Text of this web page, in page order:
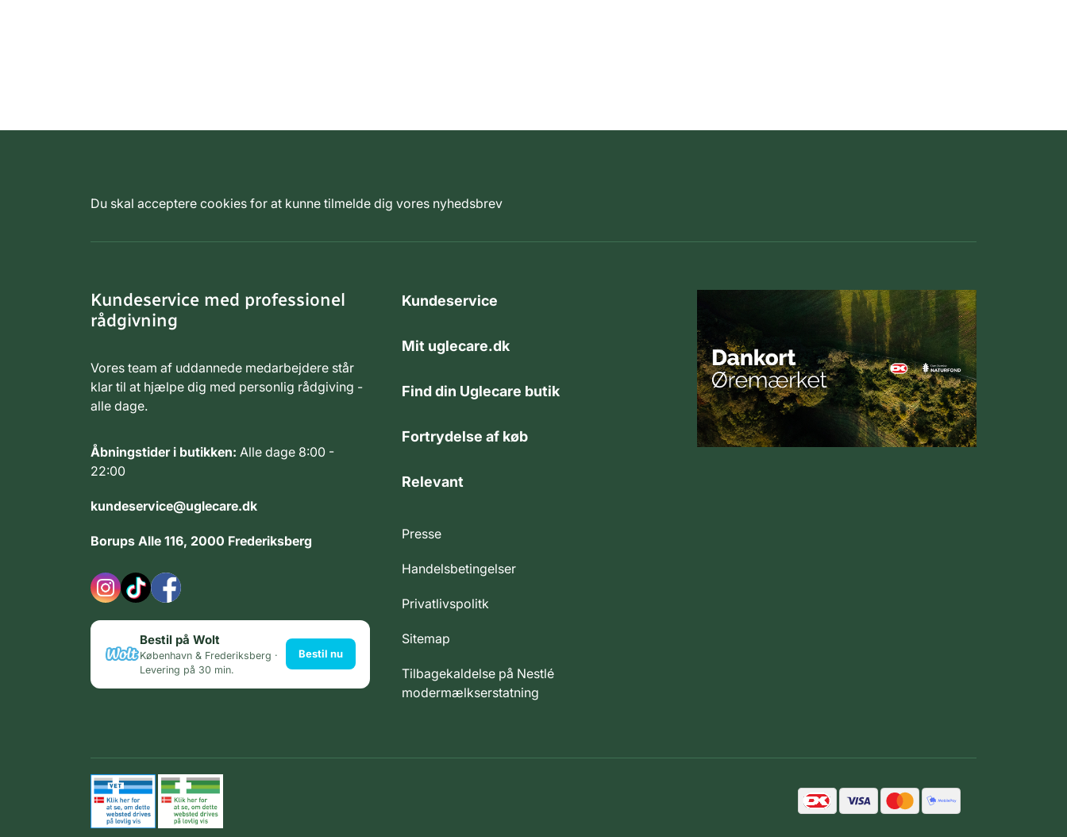
Du skal acceptere cookies for at kunne tilmelde dig vores nyhedsbrev
Kundeservice med professionel
rådgivning
Vores team af uddannede medarbejdere står
klar til at hjælpe dig med personlig rådgiving -
alle dage.
Åbningstider i butikken: Alle dage 8:00 -
22:00
kundeservice@uglecare.dk
Borups Alle 116, 2000 Frederiksberg
Bestil på Wolt
København & Frederiksberg ·
Levering på 30 min.
Bestil nu
Kundeservice
Mit uglecare.dk
Find din Uglecare butik
Fortrydelse af køb
Relevant
Presse
Handelsbetingelser
Privatlivspolitk
Sitemap
Tilbagekaldelse på Nestlé
modermælkserstatning